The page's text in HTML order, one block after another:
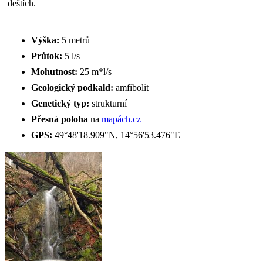
deštích.
Výška: 5 metrů
Průtok: 5 l/s
Mohutnost: 25 m*l/s
Geologický podkald: amfibolit
Genetický typ: strukturní
Přesná poloha na mapách.cz
GPS: 49°48'18.909"N, 14°56'53.476"E